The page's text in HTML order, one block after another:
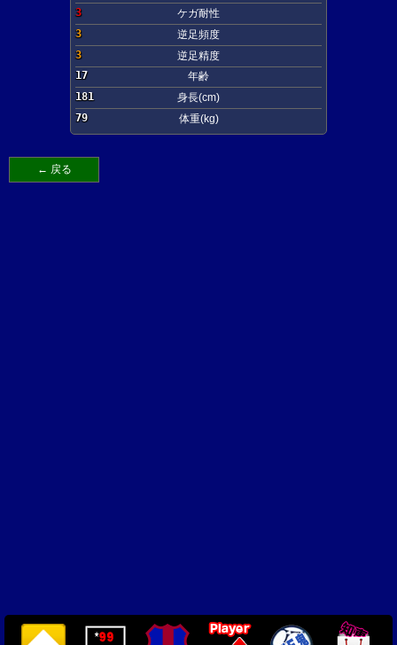
3
ケガ耐性
3
逆足頻度
3
逆足精度
17
年齢
181
身長(cm)
79
体重(kg)
← 戻る